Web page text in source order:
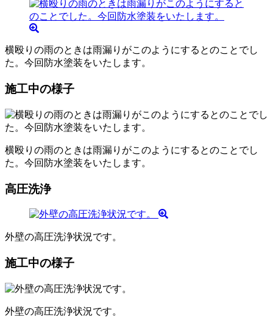
横殴りの雨のときは雨漏りがこのようにするとのことでし
た。今回防水塗装をいたします。
施工中の様子
横殴りの雨のときは雨漏りがこのようにするとのことでし
た。今回防水塗装をいたします。
高圧洗浄
外壁の高圧洗浄状況です。
施工中の様子
外壁の高圧洗浄状況です。